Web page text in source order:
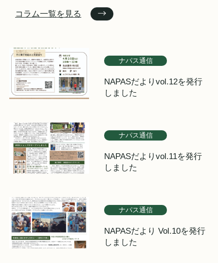
コラム一覧を見る
ナパス通信
NAPASだよりvol.12を発行
しました
ナパス通信
NAPASだよりvol.11を発行
しました
ナパス通信
NAPASだより Vol.10を発行
しました